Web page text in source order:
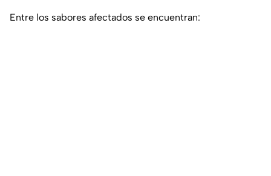
Entre los sabores afectados se encuentran: